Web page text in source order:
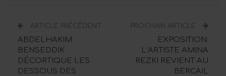
ARTICLE PRÉCÉDENT
ABDELHAKIM
BENSEDDIK
DÉCORTIQUE LES
DESSOUS DES
PROCHAIN ARTICLE
EXPOSITION:
L’ARTISTE AMINA
REZKI REVIENT AU
BERCAIL